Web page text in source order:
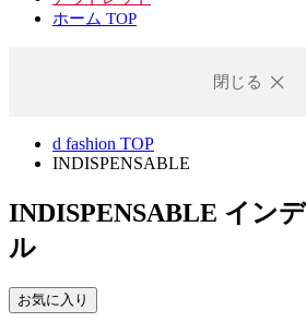
ホーム TOP
閉じる
d fashion TOP
INDISPENSABLE
INDISPENSABLE イン
ル
お気に入り